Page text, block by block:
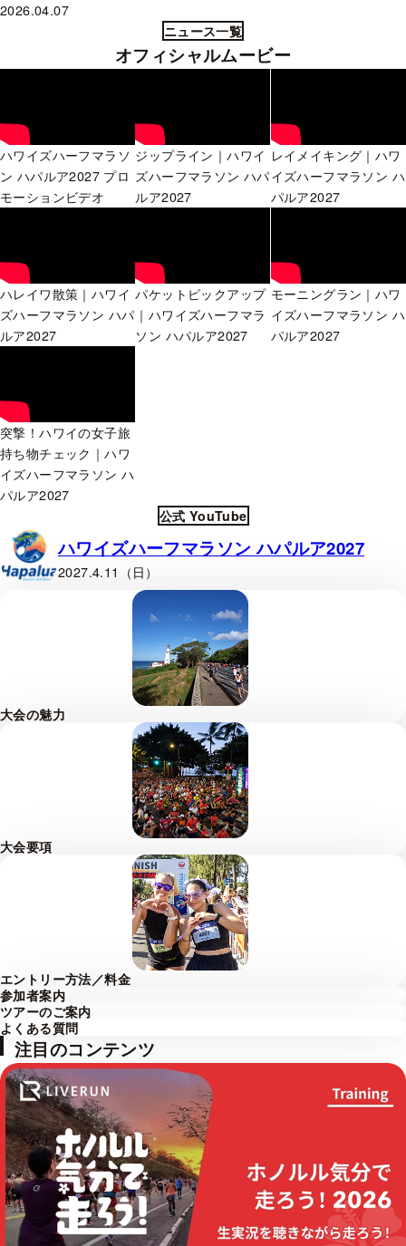
2026.04.07
ニュース一覧
オフィシャルムービー
ハワイズハーフマラソ
ン ハパルア2027 プロ
モーションビデオ
ジップライン｜ハワイ
ズハーフマラソン ハパ
ルア2027
レイメイキング｜ハワ
イズハーフマラソン ハ
パルア2027
ハレイワ散策｜ハワイ
ズハーフマラソン ハパ
ルア2027
パケットピックアップ
｜ハワイズハーフマラ
ソン ハパルア2027
モーニングラン｜ハワ
イズハーフマラソン ハ
パルア2027
突撃！ハワイの女子旅
持ち物チェック｜ハワ
イズハーフマラソン ハ
パルア2027
公式 YouTube
ハワイズハーフマラソン ハパルア2027
2027.4.11（日）
大会の魅力
大会要項
エントリー方法／料金
参加者案内
ツアーのご案内
よくある質問
注目のコンテンツ